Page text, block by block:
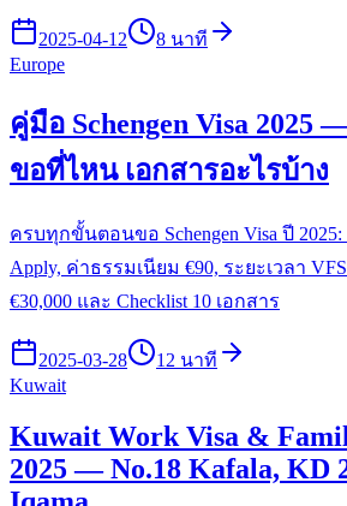
2025-04-12
8 นาที
Europe
คู่มือ Schengen Visa 2025
ขอที่ไหน เอกสารอะไรบ้าง
ครบทุกขั้นตอนขอ Schengen Visa ปี
Apply, ค่าธรรมเนียม €90, ระยะเวลา
€30,000 และ Checklist 10 เอกสาร
2025-03-28
12 นาที
Kuwait
Kuwait Work Visa &
2025 — No.18 Kafala, KD